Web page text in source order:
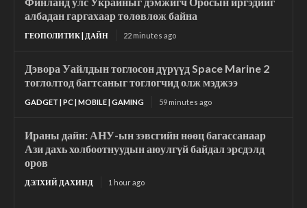
албадан гаргахаар төлөвлөж байна
ГЕОПОЛИТИК | ДАЙН 22 minutes ago
Дэвора Уайлдын тоглосон дүрүүд Space Marine 2
тоглолтод багтсаныг тоглогчид олж мэджээ
GADGET | PC | MOBILE | GAMING 59 minutes ago
Ираны дайн: АНУ-ын зэвсгийн нөөц багассанаар
Ази дахь холбоотнуудын аюулгүй байдал эрсдэлд
оров
ДЭЛХИЙ ДАХИНД 1 hour ago